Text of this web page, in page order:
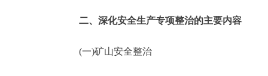
二、深化安全生产专项整治的主要内容
(一)矿山安全整治